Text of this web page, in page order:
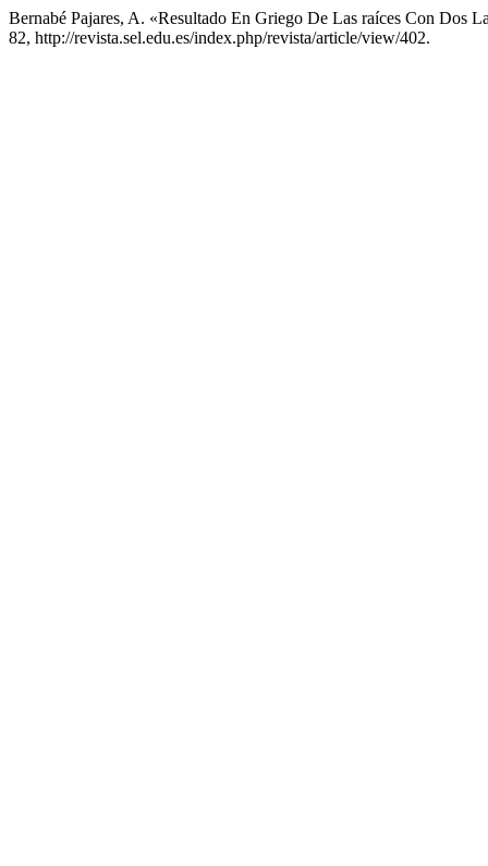
Bernabé Pajares, A. «Resultado En Griego De Las raíces Con Dos
82, http://revista.sel.edu.es/index.php/revista/article/view/402.